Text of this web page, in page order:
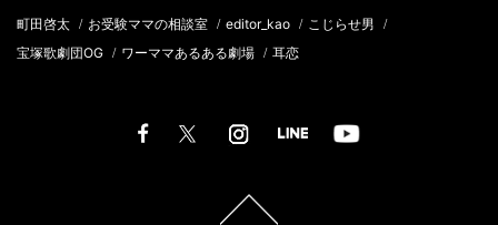
町田啓太 / お受験ママの相談室 / editor_kao / こじらせ男 /
宝塚歌劇団OG / ワーママあるある劇場 / 耳恋